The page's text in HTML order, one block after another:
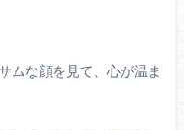
ムな顔を見て、心が温ま